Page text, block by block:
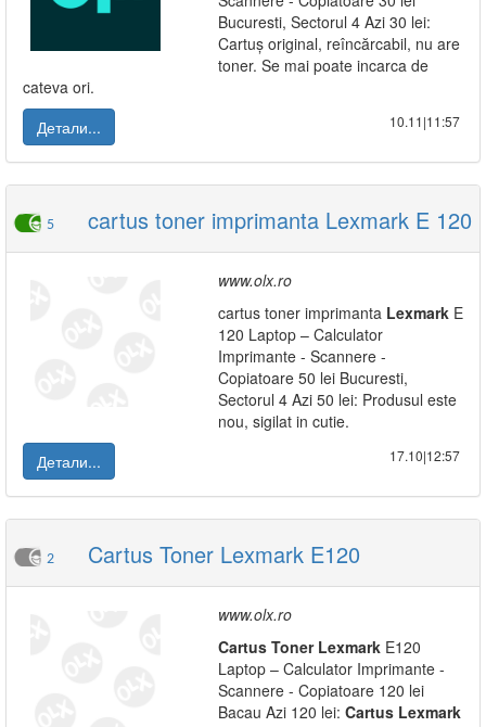
Bucuresti, Sectorul 4 Azi 30 lei:
Cartuș original, reîncărcabil, nu are
toner. Se mai poate incarca de
cateva ori.
Детали...
10.11|11:57
5 cartus toner imprimanta Lexmark E 120
www.olx.ro
cartus toner imprimanta Lexmark E
120 Laptop – Calculator
Imprimante - Scannere -
Copiatoare 50 lei Bucuresti,
Sectorul 4 Azi 50 lei: Produsul este
nou, sigilat in cutie.
Детали...
17.10|12:57
2 Cartus Toner Lexmark E120
www.olx.ro
Cartus Toner Lexmark E120
Laptop – Calculator Imprimante -
Scannere - Copiatoare 120 lei
Bacau Azi 120 lei: Cartus Lexmark